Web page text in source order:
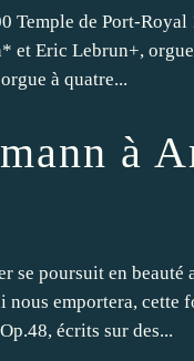
Temple de Port-
et Eric Lebrun+,
à quatre...
à
se poursuit en beauté
emportera, cette
écrits sur des...